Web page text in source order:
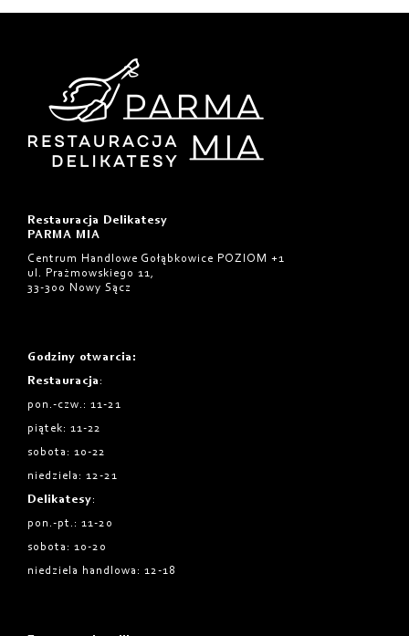
Restauracja Delikatesy
PARMA MIA
Centrum Handlowe Gołąbkowice POZIOM +1
ul. Prażmowskiego 11,
33-300 Nowy Sącz
Godziny otwarcia :
Restauracja :
pon.-czw.: 11-21
piątek: 11-22
sobota: 10-22
niedziela: 12-21
Delikatesy:
pon.-pt.: 11-20
sobota: 10-20
niedziela handlowa: 12-18